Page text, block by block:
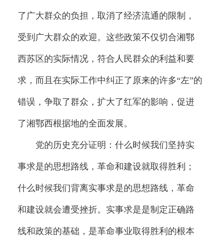
了广大群众的负担，取消了经济流通的限制，
受到广大群众的欢迎。这些政策不仅切合湘鄂
西苏区的实际情况，符合人民群众的利益和要
求，而且在实际工作中纠正了原来的许多“左”的
错误，争取了群众，扩大了红军的影响，促进
了湘鄂西根据地的全面发展。
党的历史充分证明：什么时候我们坚持实
事求是的思想路线，革命和建设就取得胜利；
什么时候我们背离实事求是的思想路线，革命
和建设就会遭受挫折。实事求是是制定正确路
线和政策的基础，是革命事业取得胜利的根本